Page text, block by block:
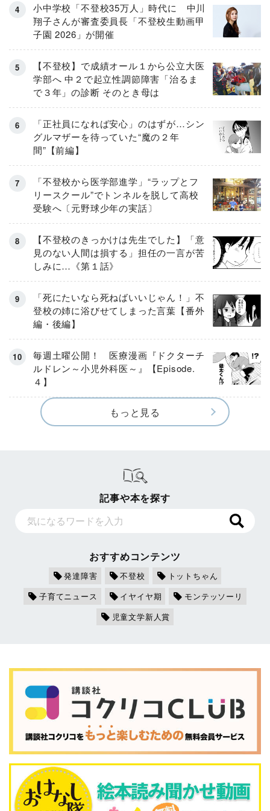
小中学校「不登校35万人」時代に 中川
翔子さんが審査委員長「不登校生動画甲
子園 2026」が開催
【不登校】で成績オール１から公立大医
学部へ 中２で起立性調節障害「治るま
で３年」の診断 そのとき母は
「正社員になれば安心」のはずが…シン
グルマザーを待っていた“魔の２年
間”【前編】
「不登校から医学部進学」“ラップとフ
リースクール”でトンネルを脱して高校
受験へ〔元野球少年の実話〕
【不登校のきっかけは先生でした】「意
見のない人間は損する」担任の一言が苦
しみに…《第１話》
「死にたいなら死ねばいいじゃん！」不
登校の姉に浴びせてしまった言葉【番外
編・後編】
毎週土曜公開！ 医療漫画『ドクターチ
ルドレン～小児外科医～』【Episode.
４】
もっと見る
記事や本を探す
おすすめコンテンツ
発達障害 不登校
トットちゃん
子育てニュース
イヤイヤ期
モンテッソーリ
児童文学新人賞